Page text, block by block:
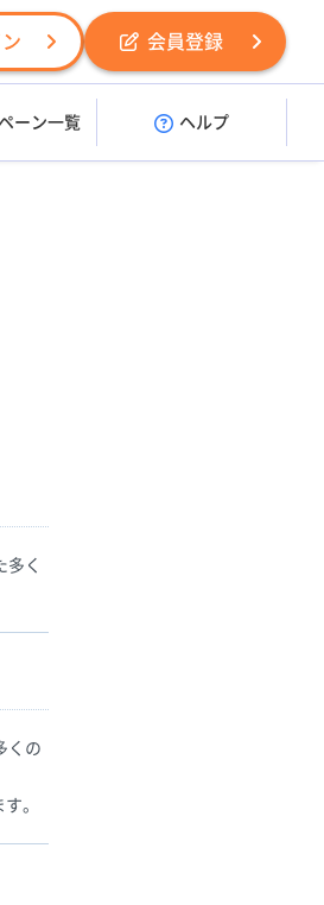
会員登録
ーン一覧 ヘルプ
多く
くの
。